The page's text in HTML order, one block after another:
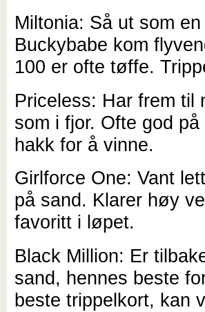
Miltonia: Så ut som
Buckybabe kom
100 er ofte tøffe.
Priceless: Har frem
som i fjor. Ofte god
hakk for å vinne.
Girlforce One: Vant
på sand. Klarer høy
favoritt i løpet.
Black Million: Er
sand, hennes beste
beste trippelkort, kan